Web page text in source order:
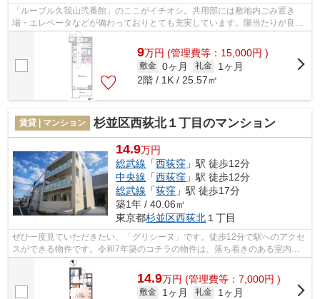
「ルーブル久我山弐番館」のここがイチオシ。共用部には敷地内ごみ置き
場・エレベータなどが備わっておりとても充実しています。陽当たりが良い
ので、洗濯物が臭わずに乾きます。こち...
9万円 (管理費等：15,000円 )
敷金 0ヶ月 礼金
1ヶ月
2階 / 1K / 25.57㎡
賃貸 | マンション 杉並区西荻北１丁目のマンション
14.9万円
総武線 「西荻窪 」駅 徒歩12分
中央線 「西荻窪 」駅 徒歩12分
総武線 「荻窪 」駅 徒歩17分
築1年 / 40.06㎡
東京都杉並区西荻北 １丁目
ぜひ一度見ていただきたい、「グリシーヌ」です。徒歩12分で駅へのアクセ
スができる物件です。令和7年築のコチラの物件は、落ち着きのある室内が
魅力的です。目立つ外観と洗練された設...
14.9万円 (管理費等：7,000円 )
敷金 1ヶ月 礼金
1ヶ月